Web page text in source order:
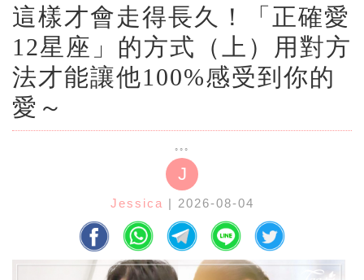
這樣才會走得長久！「正確愛
12星座」的方式（上）用對方
法才能讓他100%感受到你的
愛～
J
Jessica | 2026-08-04